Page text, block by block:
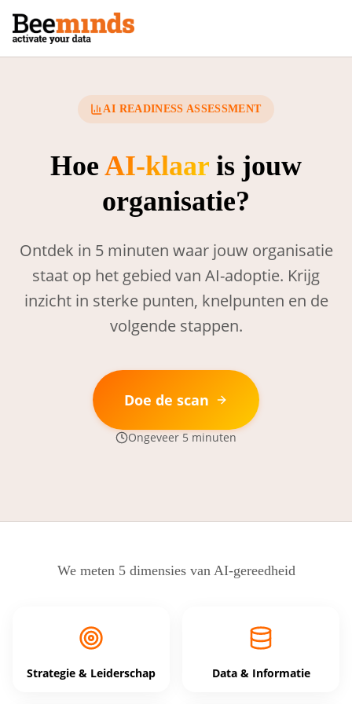
AI READINESS ASSESSMENT
Hoe AI-klaar is jouw
organisatie?
Ontdek in 5 minuten waar jouw organisatie
staat op het gebied van AI-adoptie. Krijg
inzicht in sterke punten, knelpunten en de
volgende stappen.
Doe de scan
Ongeveer 5 minuten
We meten 5 dimensies van AI-gereedheid
Strategie & Leiderschap Data & Informatie